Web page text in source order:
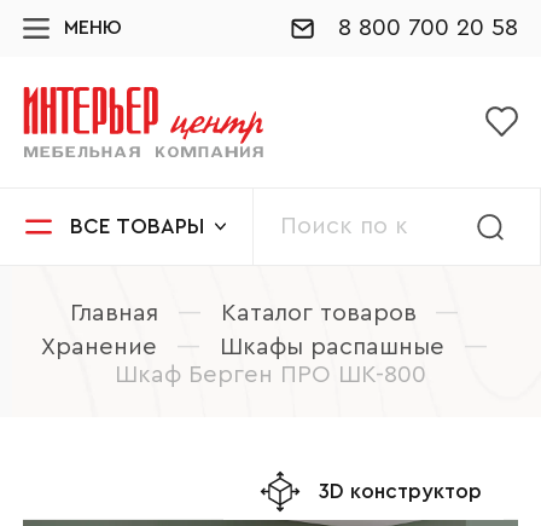
МЕНЮ 8 800 700 20 58
ВСЕ ТОВАРЫ
Главная — Каталог товаров
—
Хранение
— Шкафы распашные
—
Шкаф Берген ПРО ШК-800
3D конструктор